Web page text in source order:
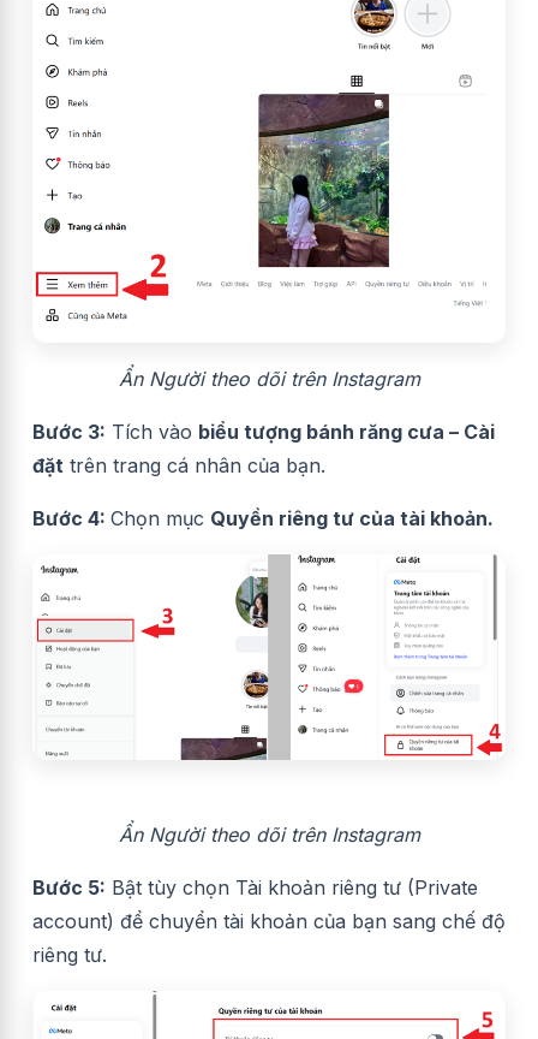
Ẩn Người theo dõi trên Instagram
Bước 3: Tích vào biểu tượng bánh răng cưa – Cài
đặt trên trang cá nhân của bạn.
Bước 4: Chọn mục Quyền riêng tư của tài khoản.
Ẩn Người theo dõi trên Instagram
Bước 5: Bật tùy chọn Tài khoản riêng tư (Private
account) để chuyển tài khoản của bạn sang chế độ
riêng tư.